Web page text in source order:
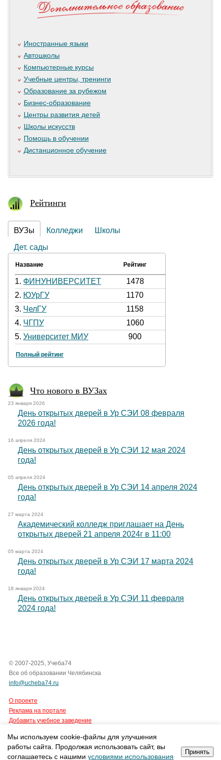
Иностранные языки
Автошколы
Компьютерные курсы
Учебные центры, тренинги
Образование за рубежом
Бизнес-образование
Центры развития детей
Школы искусств
Помощь в обучении
Дистанционное обучение
Рейтинги
ВУЗы Колледжи
Школы
Дет. сады
Название Рейтинг
1. ФИНУНИВЕРСИТЕТ
1478
2. ЮУрГУ
1170
3. ЧелГУ
1158
4. ЧГПУ
1060
5. Университет МИУ 900
Полный рейтинг
Что нового в ВУЗах
23 января 2026
День открытых дверей в Ур СЭИ 08 февраля
2026 года!
16 апреля 2024
День открытых дверей в Ур СЭИ 12 мая 2024
года!
05 апреля 2024
День открытых дверей в Ур СЭИ 14 апреля 2024
года!
27 марта 2024
Академический колледж приглашает на День
открытых дверей 21 апреля 2024г в 11:00
05 марта 2024
День открытых дверей в Ур СЭИ 17 марта 2024
года!
18 января 2024
День открытых дверей в Ур СЭИ 11 февраля
2024 года!
© 2007-2025, Учеба74
Все об образовании Челябинска
info@ucheba74.ru
О проекте
Реклама на портале
Добавить учебное заведение
Все права защищены.
Интернет-агентство Tian Group
cоздание сайтов, продвижение сайтов
Мы используем cookie-файлы для улучшения
работы сайта. Продолжая использовать сайт, вы
соглашаетесь с нашими условиями использования
Принять